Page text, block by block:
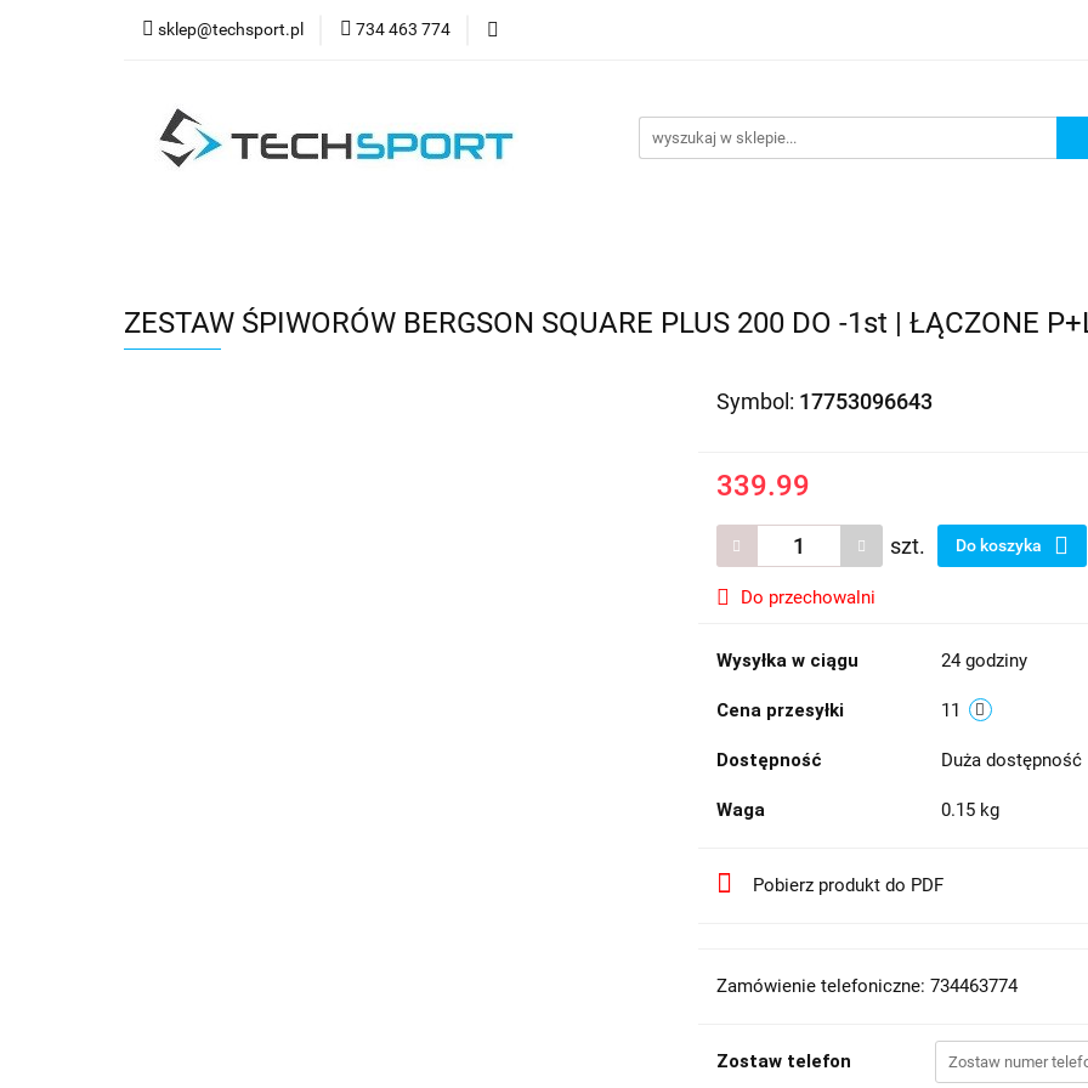
sklep@techsport.pl 734 463 774
WYPRZEDAŻ
ZESTAW ŚPIWORÓW BERGSON SQUARE PLUS 200 DO -1st | ŁĄCZONE
Symbol: 17753096643
339.99
szt. Do koszyka
Do przechowalni
Wysyłka w ciągu 24 godziny
Cena przesyłki 11
Dostępność Duża dostępność
Waga 0.15 kg
Pobierz produkt do PDF
Zamówienie telefoniczne: 734463774
Zostaw telefon